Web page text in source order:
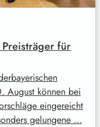
für
August können bei
eingereicht
gelungene …